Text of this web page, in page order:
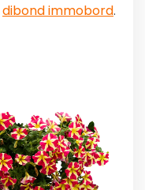
dibond immobord.